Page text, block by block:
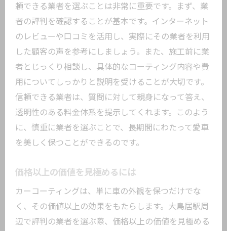
頼できる業者を選ぶことは非常に重要です。まず、業
者の評判を確認することが基本です。インターネット
のレビューや口コミを活用し、実際にその業者を利用
した顧客の声を参考にしましょう。また、施工前に業
者とじっくり相談し、具体的なコーティング内容や費
用についてしっかりと説明を受けることが大切です。
信頼できる業者は、質問に対して親身になって答え、
透明性のある料金体系を提示してくれます。このよう
に、慎重に業者を選ぶことで、長期間にわたって愛車
を美しく保つことができるのです。
価格以上の価値を見極めるには
カーコーティングは、単に車の外観を保つだけでな
く、その価値以上の効果をもたらします。大鳥居駅周
辺で評判の業者を選ぶ際、価格以上の価値を見極める